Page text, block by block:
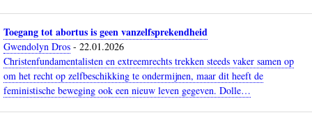
Toegang tot abortus is geen vanzelfsprekendheid
Gwendolyn Dros - 22.01.2026
Christenfundamentalisten en extreemrechts trekken steeds vaker samen op
om het recht op zelfbeschikking te ondermijnen, maar dit heeft de
feministische beweging ook een nieuw leven gegeven. Dolle…